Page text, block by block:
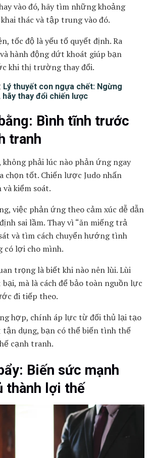
vào đó, hãy tìm những khoảng
thác và tập trung vào đó.
tốc độ là yếu tố quyết định. Ra
hành động dứt khoát giúp bạn
khi thị trường thay đổi.
Lý thuyết con ngựa chết: Ngừng
hãy thay đổi chiến lược
Bình tĩnh trước
tranh
phải lúc nào phản ứng ngay
chọn tốt. Chiến lược Judo nhấn
kiểm soát.
việc phản ứng theo cảm xúc dễ dẫn
sai lầm. Thay vì “ăn miếng trả
và tìm cách chuyển hướng tình
có lợi cho mình.
trọng là biết khi nào nên lùi. Lùi
mà là cách để bảo toàn nguồn lực
đi tiếp theo.
hợp, chính áp lực từ đối thủ lại tạo
tận dụng, bạn có thể biến tình thế
cạnh tranh.
Biến sức mạnh
thành lợi thế